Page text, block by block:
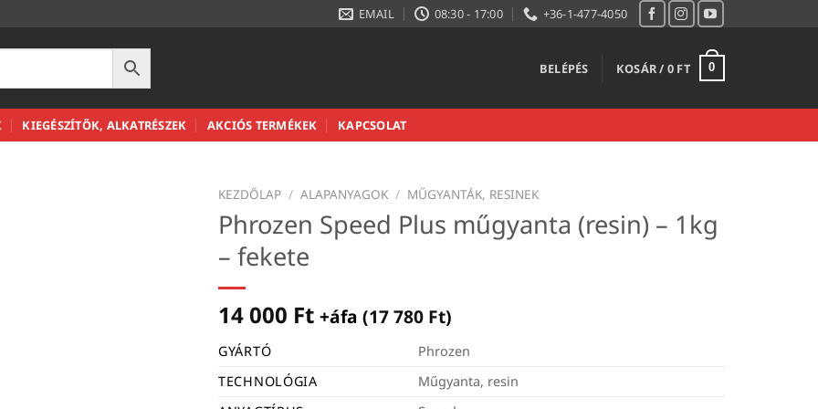
EMAIL 08:30 - 17:00 +36-1-477-4050
BELÉPÉS KOSÁR / 0 FT 0
KIEGÉSZÍTŐK, ALKATRÉSZEK AKCIÓS TERMÉKEK KAPCSOLAT
KEZDŐLAP / ALAPANYAGOK / MŰGYANTÁK, RESINEK
Phrozen Speed Plus műgyanta (resin) – 1kg
– fekete
14 000 Ft +áfa (17 780 Ft)
GYÁRTÓ
Phrozen
TECHNOLÓGIA
Műgyanta, resin